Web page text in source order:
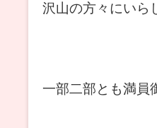
沢山の方々にいら
一部二部とも満員